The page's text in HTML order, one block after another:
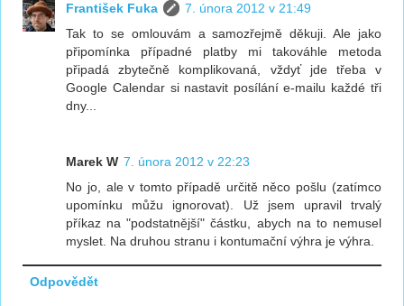
František Fuka
7. února 2012 v 21:49
Tak to se omlouvám a samozřejmě děkuji. Ale jako
připomínka případné platby mi takováhle metoda
připadá zbytečně komplikovaná, vždyť jde třeba v
Google Calendar si nastavit posílání e-mailu každé tři
dny...
Marek W 7. února 2012 v 22:23
No jo, ale v tomto případě určitě něco pošlu (zatímco
upomínku můžu ignorovat). Už jsem upravil trvalý
příkaz na "podstatnější" částku, abych na to nemusel
myslet. Na druhou stranu i kontumační výhra je výhra.
Odpovědět